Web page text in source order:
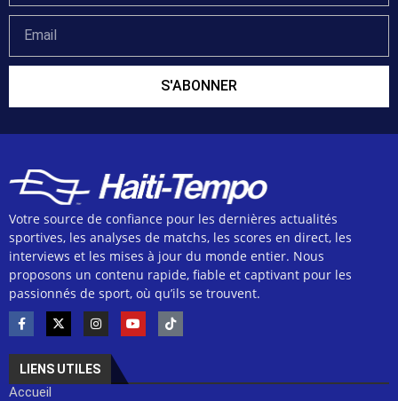
S'ABONNER
Votre source de confiance pour les dernières actualités
sportives, les analyses de matchs, les scores en direct, les
interviews et les mises à jour du monde entier. Nous
proposons un contenu rapide, fiable et captivant pour les
passionnés de sport, où qu’ils se trouvent.
LIENS UTILES
Accueil